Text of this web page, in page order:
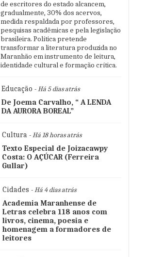
de escritores do estado alcancem,
gradualmente, 30% dos acervos,
medida respaldada por professores,
pesquisas acadêmicas e pela legislação
brasileira. Política pretende
transformar a literatura produzida no
Maranhão em instrumento de leitura,
identidade cultural e formação crítica.
Educação - Há 5 dias atrás
De Joema Carvalho, “ A LENDA
DA AURORA BOREAL”
Cultura - Há 18 horas atrás
Texto Especial de Joizacawpy
Costa: O AÇÚCAR (Ferreira
Gullar)
Cidades - Há 4 dias atrás
Academia Maranhense de
Letras celebra 118 anos com
livros, cinema, poesia e
homenagem a formadores de
leitores